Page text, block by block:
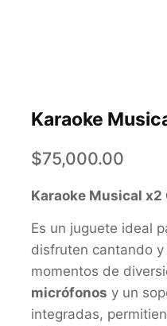
Karaoke
$75,000.00
Karaoke Musical x2
Es un juguete ideal
disfruten cantando
momentos de
micrófonos y un
integradas,